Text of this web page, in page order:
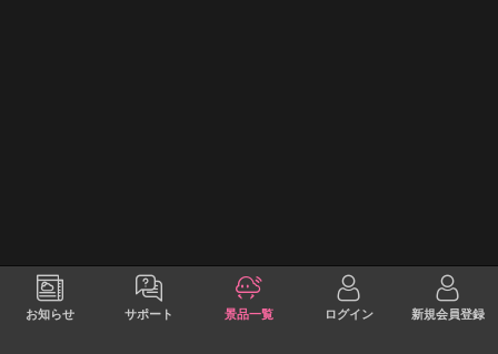
お知らせ サポート 景品一覧 ログイン 新規会員登録